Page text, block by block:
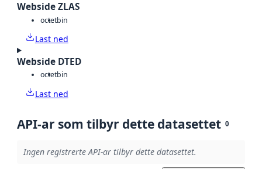
Webside ZLAS
octetbin
Last ned
Webside DTED
octetbin
Last ned
API-ar som tilbyr dette datasettet 0
Ingen registrerte API-ar tilbyr dette datasettet.